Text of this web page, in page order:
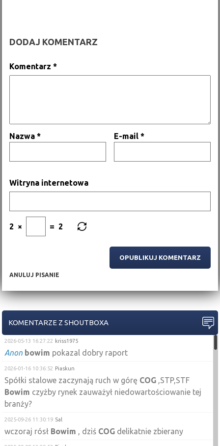
DODAJ KOMENTARZ
ANULUJ PISANIE
Komentarz*
Nazwa* E-mail*
Witryna internetowa
2 × = 2
KOMENTARZE Z SHOUTBOXA
2026-05-13 16:27:22 kriss1975
Anon bowim pokazal dobry raport
2026-01-16 10:36:52 Piaskun
Spółki stalowe zaczynają ruch w górę COG ,STP,STF
Bowim czyżby rynek zauważył niedowartościowanie tej
branży?
2025-09-26 11:30:19 Sal
wczoraj rósł Bowim , dziś COG delikatnie zbierany